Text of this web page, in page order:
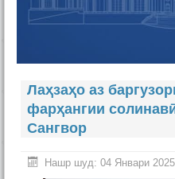
Лаҳзаҳо аз
фарҳангии
Сангвор
Нашр шуд: 04 Январи 2025